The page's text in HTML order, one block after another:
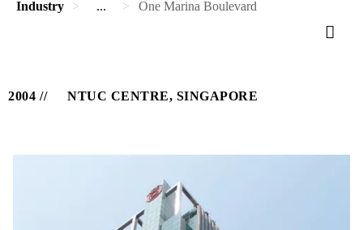
Industry ... One Marina Boulevard
2004 NTUC CENTRE, SINGAPORE